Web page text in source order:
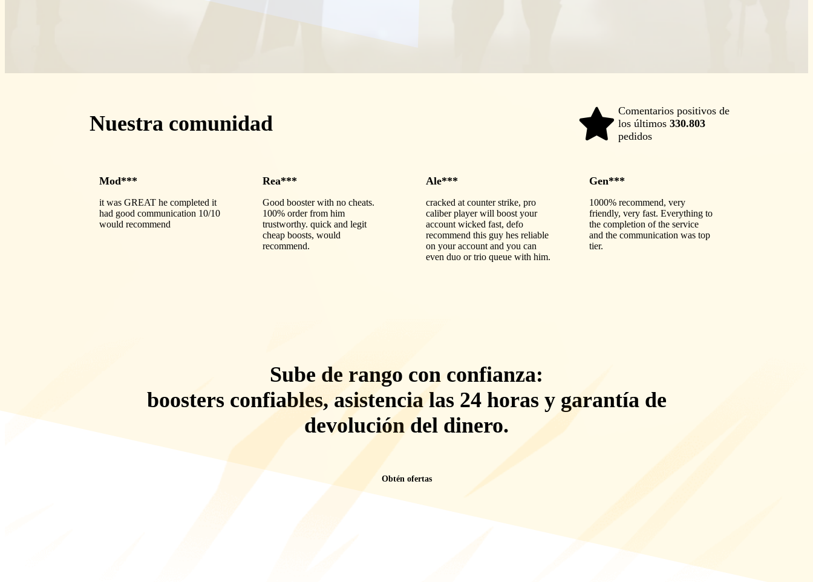
Nuestra comunidad
Comentarios positivos de
los últimos 330.803
pedidos
Mod***
it was GREAT he completed it
had good communication 10/10
would recommend
Rea***
Good booster with no cheats.
100% order from him
trustworthy. quick and legit
cheap boosts, would
recommend.
Ale***
cracked at counter strike, pro
caliber player will boost your
account wicked fast, defo
recommend this guy hes reliable
on your account and you can
even duo or trio queue with him.
Gen***
1000% recommend, very
friendly, very fast. Everything to
the completion of the service
and the communication was top
tier.
Sube de rango con confianza:
boosters confiables, asistencia las 24 horasy garantía de
devolución del dinero.
Obtén ofertas